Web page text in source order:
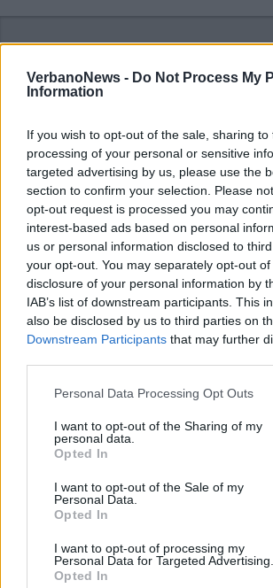
VerbanoNews - Do Not Process My
Information
If you wish to opt-out of the sale, sharing
processing of your personal or sensitive
targeted advertising by us, please use the
section to confirm your selection. Please
opt-out request is processed you may
interest-based ads based on personal
us or personal information disclosed to
your opt-out. You may separately opt-out
disclosure of your personal information by
IAB’s list of downstream participants. This
also be disclosed by us to third parties on
Downstream Participants that may further
Personal Data Processing Opt Outs
I want to opt-out of the Sharing of my
personal data.
Opted In
I want to opt-out of the Sale of my
Personal Data.
Opted In
I want to opt-out of processing my
Personal Data for Targeted Advertising.
Opted In
ALTRE NOTIZIE DI SESTO